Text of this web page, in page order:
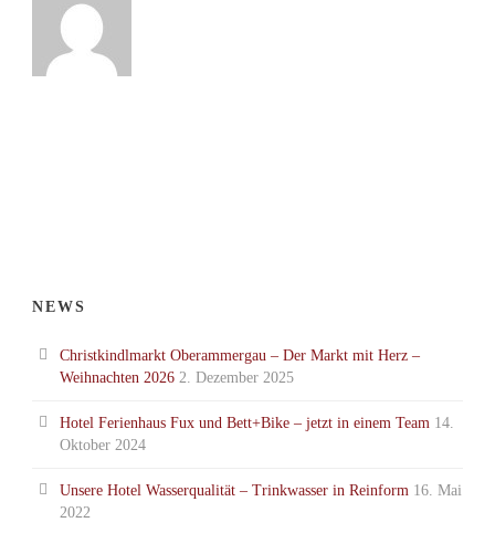
NEWS
Christkindlmarkt Oberammergau – Der Markt mit Herz –
Weihnachten 2026 2. Dezember 2025
Hotel Ferienhaus Fux und Bett+Bike – jetzt in einem Team 14.
Oktober 2024
Unsere Hotel Wasserqualität – Trinkwasser in Reinform 16. Mai
2022